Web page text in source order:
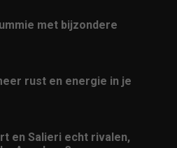
met bijzondere
rust en energie in je
en Salieri echt rivalen,